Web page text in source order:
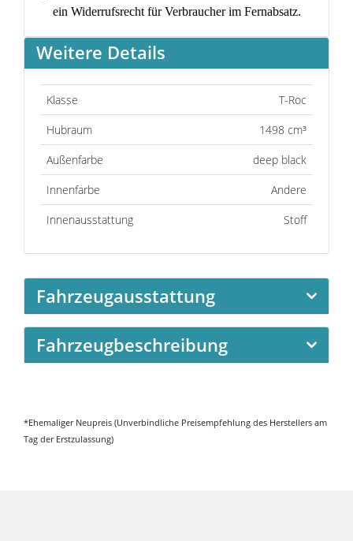
ein Widerrufsrecht für Verbraucher im Fernabsatz.
Weitere Details
Klasse
T-Roc
Hubraum
1498 cm³
Außenfarbe
deep black
Innenfarbe
Andere
Innenausstattung
Stoff
Fahrzeugausstattung
Fahrzeugbeschreibung
*Ehemaliger Neupreis (Unverbindliche Preisempfehlung des Herstellers am
Tag der Erstzulassung)